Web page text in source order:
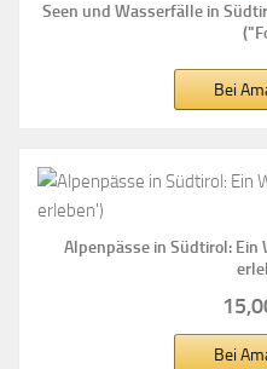
Seen und Wasserfälle in
Bei
Alpenpässe in Südtirol: Ein
Bei